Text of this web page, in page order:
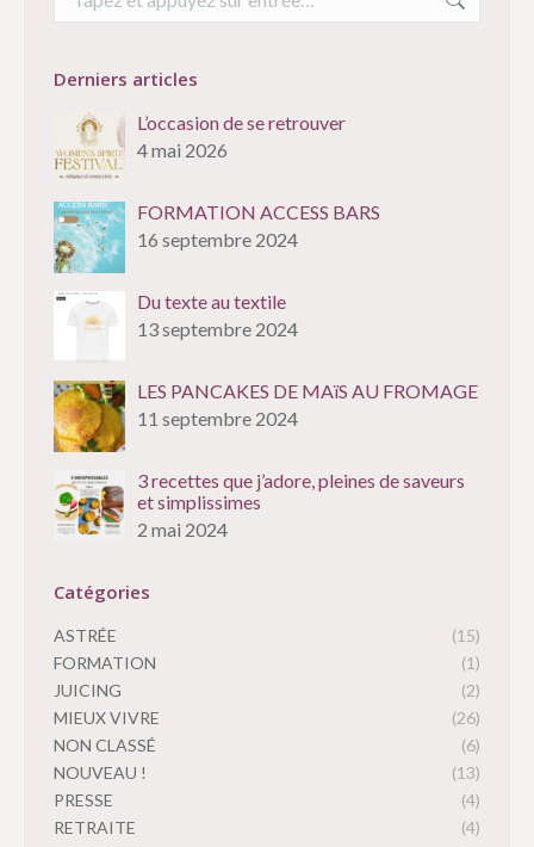
Derniers articles
L’occasion de se retrouver
4 mai 2026
FORMATION ACCESS BARS
16 septembre 2024
Du texte au textile
13 septembre 2024
LES PANCAKES DE MAïS AU FROMAGE
11 septembre 2024
3 recettes que j’adore, pleines de saveurs
et simplissimes
2 mai 2024
Catégories
ASTRÉE
(15)
FORMATION
(1)
JUICING
(2)
MIEUX VIVRE
(26)
NON CLASSÉ
(6)
NOUVEAU !
(13)
PRESSE
(4)
RETRAITE
(4)